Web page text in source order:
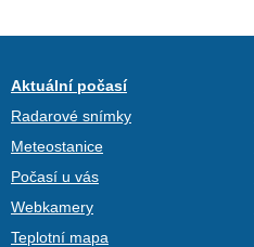
Aktuální počasí
Radarové snímky
Meteostanice
Počasí u vás
Webkamery
Teplotní mapa